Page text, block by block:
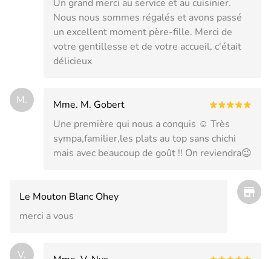
Un grand merci au service et au cuisinier.
Nous nous sommes régalés et avons passé
un excellent moment père-fille. Merci de
votre gentillesse et de votre accueil, c'était
délicieux
M.
Mme. M. Gobert
Une première qui nous a conquis ☺️ Très
sympa,familier,les plats au top sans chichi
mais avec beaucoup de goût !! On reviendra😉
Le Mouton Blanc Ohey
merci a vous
V.